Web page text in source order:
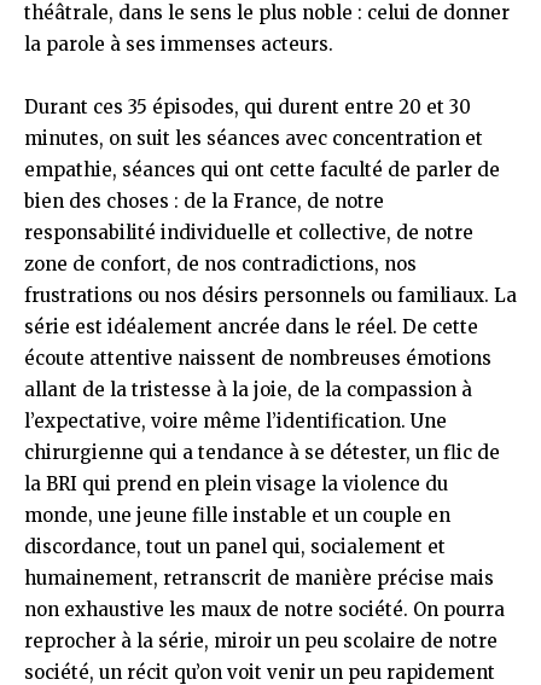
théâtrale, dans le sens le plus noble : celui de donner
la parole à ses immenses acteurs.
Durant ces 35 épisodes, qui durent entre 20 et 30
minutes, on suit les séances avec concentration et
empathie, séances qui ont cette faculté de parler de
bien des choses : de la France, de notre
responsabilité individuelle et collective, de notre
zone de confort, de nos contradictions, nos
frustrations ou nos désirs personnels ou familiaux. La
série est idéalement ancrée dans le réel. De cette
écoute attentive naissent de nombreuses émotions
allant de la tristesse à la joie, de la compassion à
l’expectative, voire même l’identification. Une
chirurgienne qui a tendance à se détester, un flic de
la BRI qui prend en plein visage la violence du
monde, une jeune fille instable et un couple en
discordance, tout un panel qui, socialement et
humainement, retranscrit de manière précise mais
non exhaustive les maux de notre société. On pourra
reprocher à la série, miroir un peu scolaire de notre
société, un récit qu’on voit venir un peu rapidement